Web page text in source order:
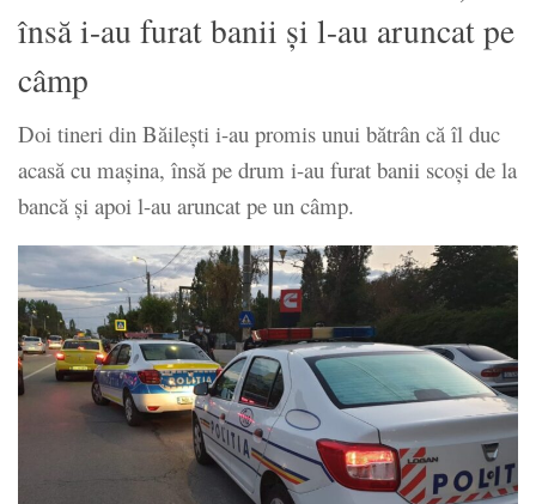
însă i-au furat banii şi l-au aruncat pe
câmp
Doi tineri din Băileşti i-au promis unui bătrân că îl duc
acasă cu maşina, însă pe drum i-au furat banii scoşi de la
bancă şi apoi l-au aruncat pe un câmp.